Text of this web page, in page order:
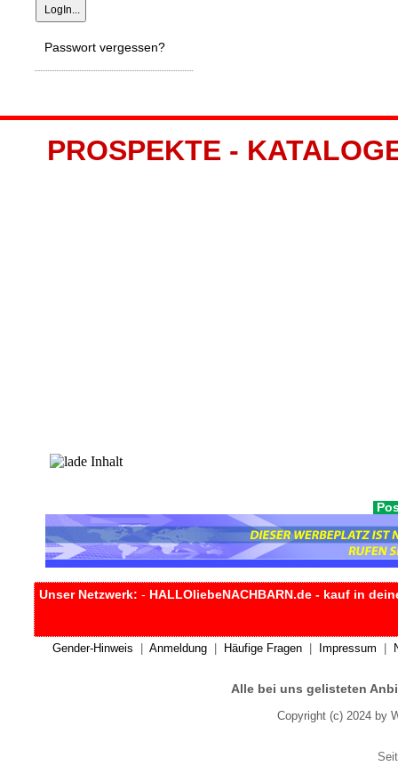
Passwort vergessen?
PROSPEKTE -
Unser Netzwerk: - HALLOliebeNACHBARN.de - kauf in
Gender-Hinweis Anmeldung| Häufige Fragen| Impressum
Alle bei uns gelisteten
Copyright (c) 2024 by